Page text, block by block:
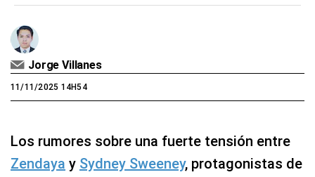
Jorge Villanes
11/11/2025 14H54
Los rumores sobre una fuerte tensión entre
Zendaya y Sydney Sweeney, protagonistas de